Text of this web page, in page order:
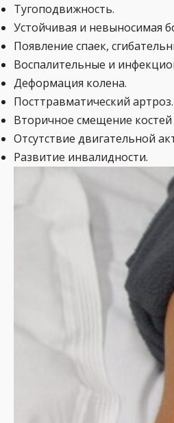
Тугоподвижность.
Устойчивая и невыносимая
Появление спаек,
Воспалительные и
Деформация колена.
Посттравматический артроз.
Вторичное смещение
Отсутствие двигательной
Развитие инвалидности.